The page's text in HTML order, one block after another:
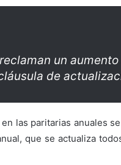
un
de
las paritarias anuales
que se actualiza